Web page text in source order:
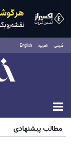
فارسی العربية English
مطالب پیشنهادی